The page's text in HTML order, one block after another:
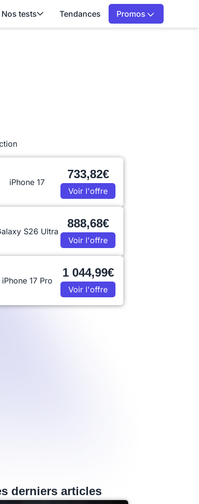
Nos tests Tendances Promos
iPhone 17
733,82€
Voir l'offre
S26 Ultra
888,68€
Voir l'offre
iPhone 17 Pro
1 044,99€
Voir l'offre
derniers articles